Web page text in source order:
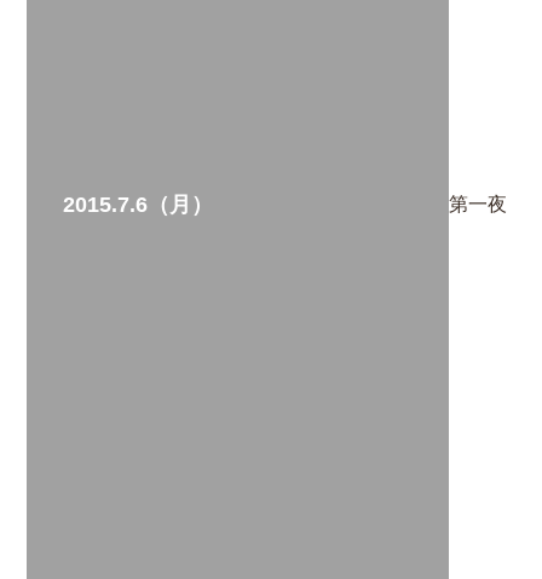
2015.7.6（月） 第一夜